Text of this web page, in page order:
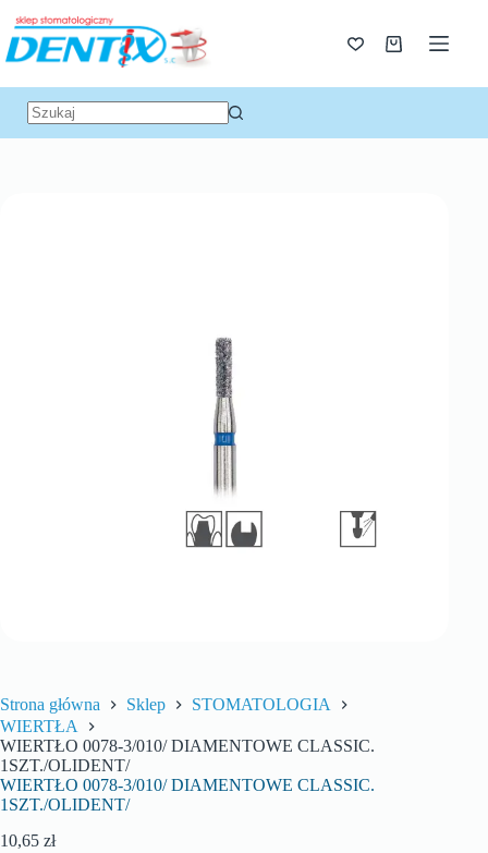
Strona główna Sklep
STOMATOLOGIA
WIERTŁA
WIERTŁO 0078-3/010/ DIAMENTOWE CLASSIC.
1SZT./OLIDENT/
WIERTŁO 0078-3/010/ DIAMENTOWE CLASSIC.
1SZT./OLIDENT/
10,65 zł